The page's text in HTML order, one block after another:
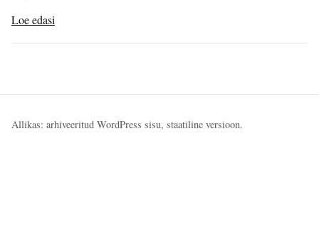
Loe edasi
Allikas: arhiveeritud WordPress sisu, staatiline versioon.